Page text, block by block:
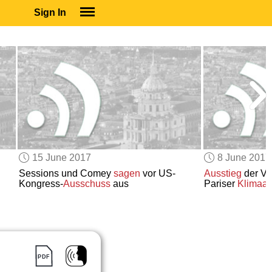
Sign In
SUBSCRIBE
EDUCATIONAL LICENSES
GIFT CARDS
OTHER LANGUAGES
ABOUT US
ALEXA
ADJUST COLORS
15 June 2017
Sessions und Comey sagen vor US-
Kongress-Ausschussaus
8 June 2017
Ausstieg der
Pariser